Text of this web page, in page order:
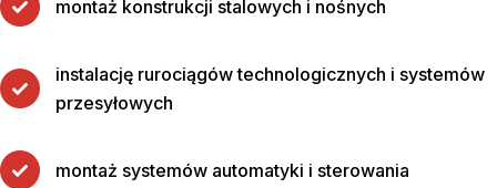
montaż konstrukcji stalowych i nośnych
instalację rurociągów technologicznych i systemów
przesyłowych
montaż systemów automatyki i sterowania